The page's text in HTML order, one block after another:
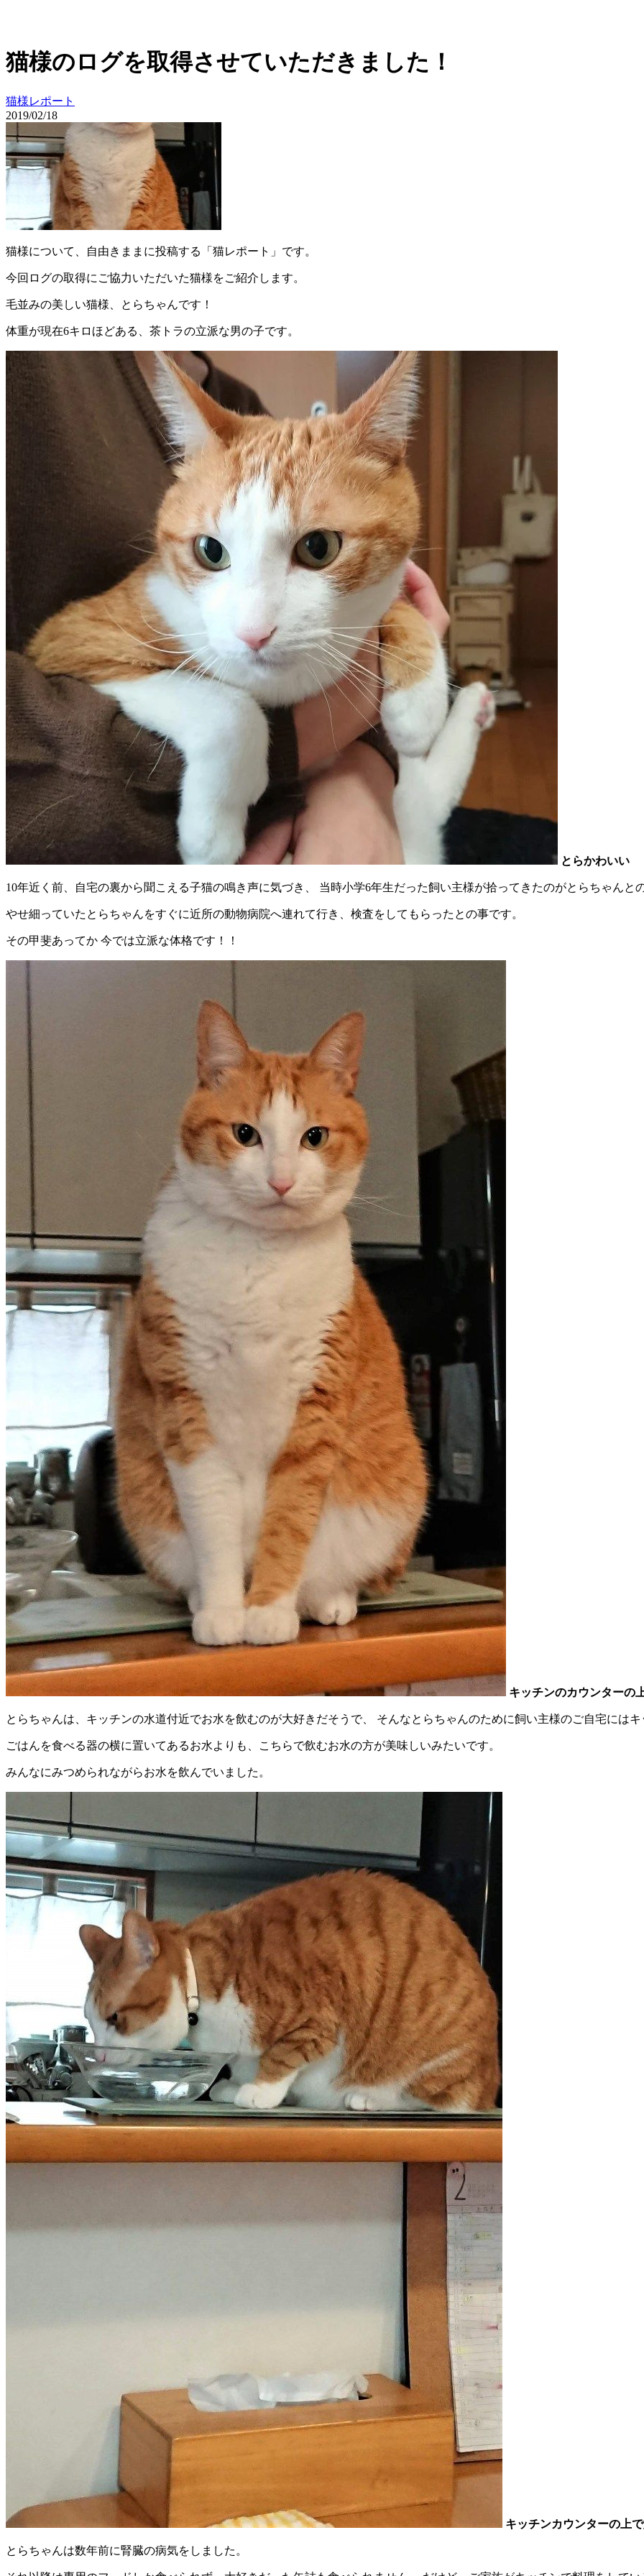
猫様のログを取得させていただきました！
猫様レポート
2019/02/18
猫様について、自由きままに投稿する「猫レポート」です。
今回ログの取得にご協力いただいた猫様をご紹介します。
毛並みの美しい猫様、とらちゃんです！
体重が現在6キロほどある、茶トラの立派な男の子です。
とらかわいい
10年近く前、自宅の裏から聞こえる子猫の鳴き声に気づき、 当時小学6年生だった飼い主様が拾ってきたのがとらちゃんと
やせ細っていたとらちゃんをすぐに近所の動物病院へ連れて行き、検査をしてもらったとの事です。
その甲斐あってか 今では立派な体格です！！
キッチンのカウンターの
とらちゃんは、キッチンの水道付近でお水を飲むのが大好きだそうで、 そんなとらちゃんのために飼い主様のご自宅には
ごはんを食べる器の横に置いてあるお水よりも、こちらで飲むお水の方が美味しいみたいです。
みんなにみつめられながらお水を飲んでいました。
キッチンカウンターの上
とらちゃんは数年前に腎臓の病気をしました。